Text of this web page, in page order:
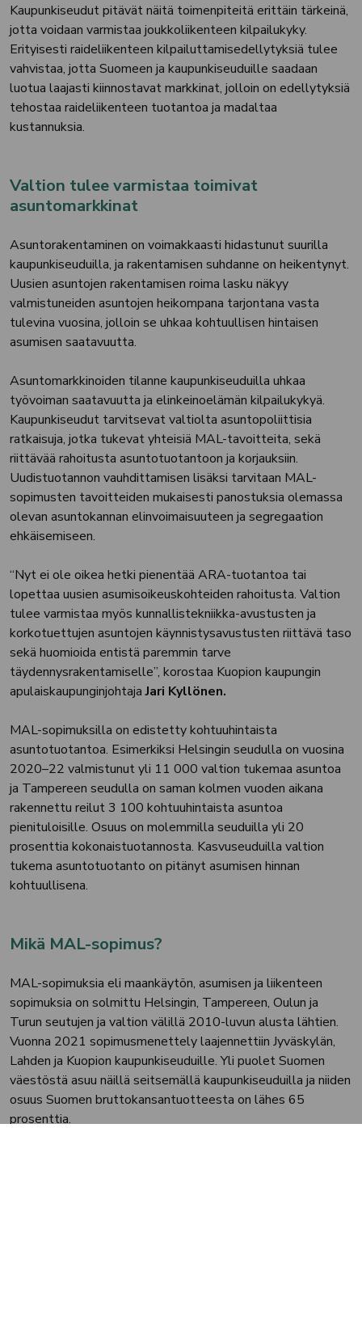
Kaupunkiseudut pitävät näitä toimenpiteitä erittäin tärkeinä,
jotta voidaan varmistaa joukkoliikenteen kilpailukyky.
Erityisesti raideliikenteen kilpailuttamisedellytyksiä tulee
vahvistaa, jotta Suomeen ja kaupunkiseuduille saadaan
luotua laajasti kiinnostavat markkinat, jolloin on edellytyksiä
tehostaa raideliikenteen tuotantoa ja madaltaa
kustannuksia.
Valtion tulee varmistaa toimivat
asuntomarkkinat
Asuntorakentaminen on voimakkaasti hidastunut suurilla
kaupunkiseuduilla, ja rakentamisen suhdanne on heikentynyt.
Uusien asuntojen rakentamisen roima lasku näkyy
valmistuneiden asuntojen heikompana tarjontana vasta
tulevina vuosina, jolloin se uhkaa kohtuullisen hintaisen
asumisen saatavuutta.
Asuntomarkkinoiden tilanne kaupunkiseuduilla uhkaa
työvoiman saatavuutta ja elinkeinoelämän kilpailukykyä.
Kaupunkiseudut tarvitsevat valtiolta asuntopoliittisia
ratkaisuja, jotka tukevat yhteisiä MAL-tavoitteita, sekä
riittävää rahoitusta asuntotuotantoon ja korjauksiin.
Uudistuotannon vauhdittamisen lisäksi tarvitaan MAL-
sopimusten tavoitteiden mukaisesti panostuksia olemassa
olevan asuntokannan elinvoimaisuuteen ja segregaation
ehkäisemiseen.
“Nyt ei ole oikea hetki pienentää ARA-tuotantoa tai
lopettaa uusien asumisoikeuskohteiden rahoitusta. Valtion
tulee varmistaa myös kunnallistekniikka-avustusten ja
korkotuettujen asuntojen käynnistysavustusten riittävä taso
sekä huomioida entistä paremmin tarve
täydennysrakentamiselle”, korostaa Kuopion kaupungin
apulaiskaupunginjohtajaJari Kyllönen.
MAL-sopimuksilla on edistetty kohtuuhintaista
asuntotuotantoa. Esimerkiksi Helsingin seudulla on vuosina
2020–22 valmistunut yli 11 000 valtion tukemaa asuntoa
ja Tampereen seudulla on saman kolmen vuoden aikana
rakennettu reilut 3 100 kohtuuhintaista asuntoa
pienituloisille. Osuus on molemmilla seuduilla yli 20
prosenttia kokonaistuotannosta. Kasvuseuduilla valtion
tukema asuntotuotanto on pitänyt asumisen hinnan
kohtuullisena.
Mikä MAL-sopimus?
MAL-sopimuksia eli maankäytön, asumisen ja liikenteen
sopimuksia on solmittu Helsingin, Tampereen, Oulun ja
Turun seutujen ja valtion välillä 2010-luvun alusta lähtien.
Vuonna 2021 sopimusmenettely laajennettiin Jyväskylän,
Lahden ja Kuopion kaupunkiseuduille. Yli puolet Suomen
väestöstä asuu näillä seitsemällä kaupunkiseuduilla ja niiden
osuus Suomen bruttokansantuotteesta on lähes 65
prosenttia.